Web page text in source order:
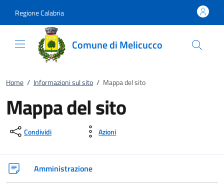
Regione Calabria
Comune di Melicucco
Home / Informazioni sul sito / Mappa del sito
Mappa del sito
Condividi Azioni
Amministrazione